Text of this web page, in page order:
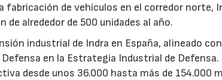
de vehículos en el corredor norte,
de alrededor de 500 unidades al año.
industrial de Indra en España, alineado
en la Estrategia Industrial de Defensa.
desde unos 36.000 hasta más de 154.000